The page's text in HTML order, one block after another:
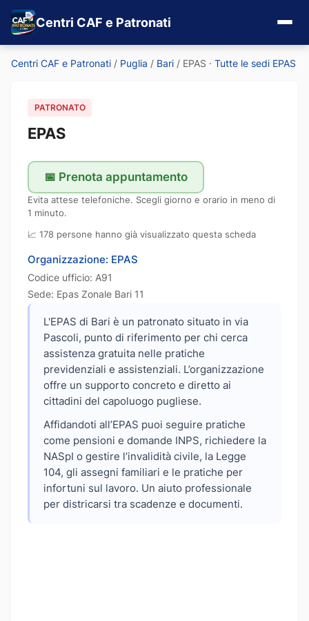
Centri CAF e Patronati
Centri CAF e Patronati / Puglia / Bari / EPAS · Tutte le sedi EPAS
PATRONATO
EPAS
📅 Prenota appuntamento
Evita attese telefoniche. Scegli giorno e orario in meno di
1 minuto.
📈 178 persone hanno già visualizzato questa scheda
Organizzazione: EPAS
Codice ufficio: A91
Sede: Epas Zonale Bari 11
L'EPAS di Bari è un patronato situato in via
Pascoli, punto di riferimento per chi cerca
assistenza gratuita nelle pratiche
previdenziali e assistenziali. L’organizzazione
offre un supporto concreto e diretto ai
cittadini del capoluogo pugliese.
Affidandoti all’EPAS puoi seguire pratiche
come pensioni e domande INPS, richiedere la
NASpI o gestire l’invalidità civile, la Legge
104, gli assegni familiari e le pratiche per
infortuni sul lavoro. Un aiuto professionale
per districarsi tra scadenze e documenti.